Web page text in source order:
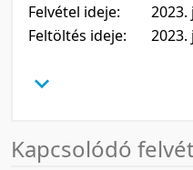
Felvétel ideje:
2023.
Feltöltés ideje:
2023.
Kapcsolódó